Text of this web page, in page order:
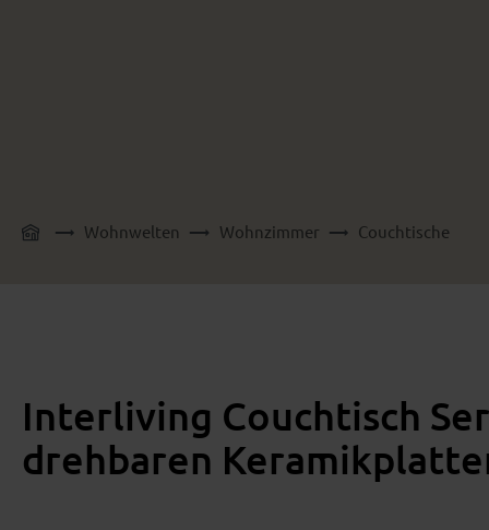
Wohnwelten Wohnzimmer Couchtische
Interliving Couchtisch
drehbaren